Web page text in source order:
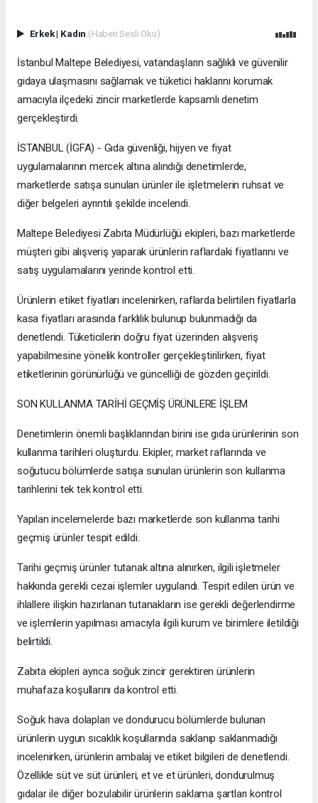
Erkek| Kadın (Haberi Sesli Oku)
İstanbul Maltepe Belediyesi, vatandaşların sağlıklı ve güvenilir
gıdaya ulaşmasını sağlamak ve tüketici haklarını korumak
amacıyla ilçedeki zincir marketlerde kapsamlı denetim
gerçekleştirdi.
İSTANBUL (İGFA) - Gıda güvenliği, hijyen ve fiyat
uygulamalarının mercek altına alındığı denetimlerde,
marketlerde satışa sunulan ürünler ile işletmelerin ruhsat ve
diğer belgeleri ayrıntılı şekilde incelendi.
Maltepe Belediyesi Zabıta Müdürlüğü ekipleri, bazı marketlerde
müşteri gibi alışveriş yaparak ürünlerin raflardaki fiyatlarını ve
satış uygulamalarını yerinde kontrol etti.
Ürünlerin etiket fiyatları incelenirken, raflarda belirtilen fiyatlarla
kasa fiyatları arasında farklılık bulunup bulunmadığı da
denetlendi. Tüketicilerin doğru fiyat üzerinden alışveriş
yapabilmesine yönelik kontroller gerçekleştirilirken, fiyat
etiketlerinin görünürlüğü ve güncelliği de gözden geçirildi.
SON KULLANMA TARİHİ GEÇMİŞ ÜRÜNLERE İŞLEM
Denetimlerin önemli başlıklarından birini ise gıda ürünlerinin son
kullanma tarihleri oluşturdu. Ekipler, market raflarında ve
soğutucu bölümlerde satışa sunulan ürünlerin son kullanma
tarihlerini tek tek kontrol etti.
Yapılan incelemelerde bazı marketlerde son kullanma tarihi
geçmiş ürünler tespit edildi.
Tarihi geçmiş ürünler tutanak altına alınırken, ilgili işletmeler
hakkında gerekli cezai işlemler uygulandı. Tespit edilen ürün ve
ihlallere ilişkin hazırlanan tutanakların ise gerekli değerlendirme
ve işlemlerin yapılması amacıyla ilgili kurum ve birimlere iletildiği
belirtildi.
Zabıta ekipleri ayrıca soğuk zincir gerektiren ürünlerin
muhafaza koşullarını da kontrol etti.
Soğuk hava dolapları ve dondurucu bölümlerde bulunan
ürünlerin uygun sıcaklık koşullarında saklanıp saklanmadığı
incelenirken, ürünlerin ambalaj ve etiket bilgileri de denetlendi.
Özellikle süt ve süt ürünleri, et ve et ürünleri, dondurulmuş
gıdalar ile diğer bozulabilir ürünlerin saklama şartları kontrol